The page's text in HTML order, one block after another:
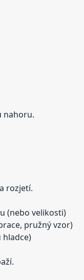
nahoru.
rozjetí.
(nebo velikosti)
pružný vzor)
hladce)